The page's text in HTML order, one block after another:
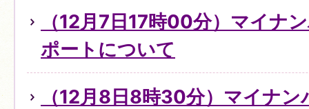
（12月7日17時00分）マイナ
ポートについて
（12月8日8時30分）マイナ